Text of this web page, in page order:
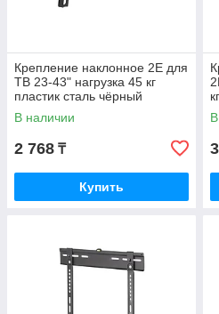
Крепление наклонное 2E для
ТВ 23-43" нагрузка 45 кг
пластик сталь чёрный
2E2GEN2343TILT
В наличии
2 768 ₸
Купить